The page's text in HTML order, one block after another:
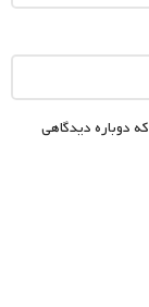
دوباره دیدگاهی